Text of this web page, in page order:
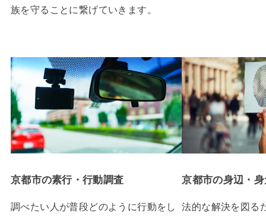
族を守ることに繋げていきます。
京都市の素行・行動調査
調べたい人が普段どのように行動をし
京都市の身辺・
法的な解決を図る